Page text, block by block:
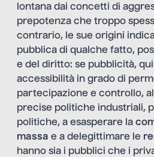
lontana dai concetti di
prepotenza che troppo
contrario, le sue origini
pubblica di qualche fatto,
e del diritto: se pubblicità,
accessibilità in grado di
partecipazione e controllo,
precise politiche industriali,
politiche, a esasperare la
massa e a delegittimare le
hanno sia i pubblici che i